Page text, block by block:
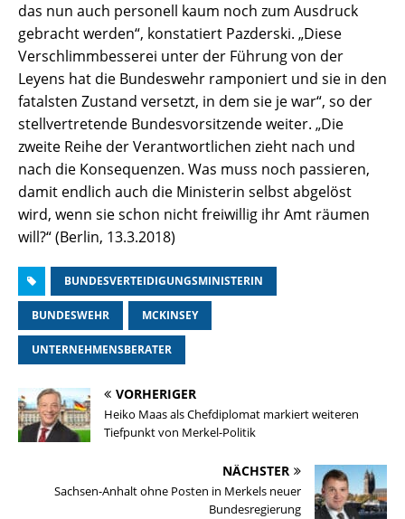
das nun auch personell kaum noch zum Ausdruck
gebracht werden“, konstatiert Pazderski. „Diese
Verschlimmbesserei unter der Führung von der
Leyens hat die Bundeswehr ramponiert und sie in den
fatalsten Zustand versetzt, in dem sie je war“, so der
stellvertretende Bundesvorsitzende weiter. „Die
zweite Reihe der Verantwortlichen zieht nach und
nach die Konsequenzen. Was muss noch passieren,
damit endlich auch die Ministerin selbst abgelöst
wird, wenn sie schon nicht freiwillig ihr Amt räumen
will?“ (Berlin, 13.3.2018)
BUNDESVERTEIDIGUNGSMINISTERIN
BUNDESWEHR MCKINSEY
UNTERNEHMENSBERATER
VORHERIGER
Heiko Maas als Chefdiplomat markiert weiteren
Tiefpunkt von Merkel-Politik
NÄCHSTER
Sachsen-Anhalt ohne Posten in Merkels neuer
Bundesregierung